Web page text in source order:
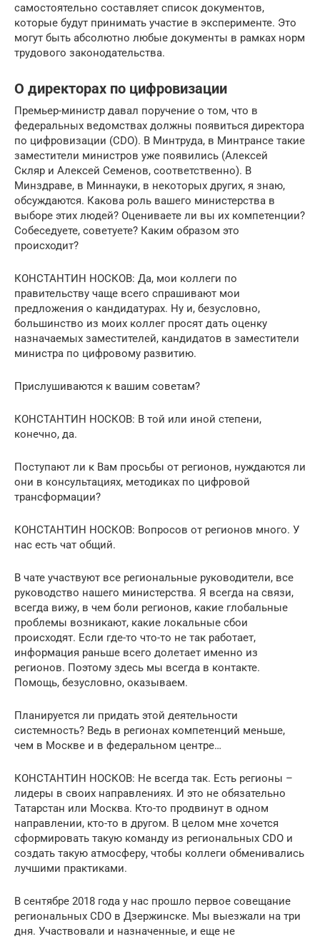
самостоятельно составляет список документов,
которые будут принимать участие в эксперименте. Это
могут быть абсолютно любые документы в рамках норм
трудового законодательства.
О директорах по цифровизации
Премьер-министр давал поручение о том, что в
федеральных ведомствах должны появиться директора
по цифровизации (CDO). В Минтруда, в Минтрансе такие
заместители министров уже появились (Алексей
Скляр и Алексей Семенов, соответственно). В
Минздраве, в Миннауки, в некоторых других, я знаю,
обсуждаются. Какова роль вашего министерства в
выборе этих людей? Оцениваете ли вы их компетенции?
Собеседуете, советуете? Каким образом это
происходит?
КОНСТАНТИН НОСКОВ: Да, мои коллеги по
правительству чаще всего спрашивают мои
предложения о кандидатурах. Ну и, безусловно,
большинство из моих коллег просят дать оценку
назначаемых заместителей, кандидатов в заместители
министра по цифровому развитию.
Прислушиваются к вашим советам?
КОНСТАНТИН НОСКОВ: В той или иной степени,
конечно, да.
Поступают ли к Вам просьбы от регионов, нуждаются ли
они в консультациях, методиках по цифровой
трансформации?
КОНСТАНТИН НОСКОВ: Вопросов от регионов много. У
нас есть чат общий.
В чате участвуют все региональные руководители, все
руководство нашего министерства. Я всегда на связи,
всегда вижу, в чем боли регионов, какие глобальные
проблемы возникают, какие локальные сбои
происходят. Если где-то что-то не так работает,
информация раньше всего долетает именно из
регионов. Поэтому здесь мы всегда в контакте.
Помощь, безусловно, оказываем.
Планируется ли придать этой деятельности
системность? Ведь в регионах компетенций меньше,
чем в Москве и в федеральном центре…
КОНСТАНТИН НОСКОВ: Не всегда так. Есть регионы –
лидеры в своих направлениях. И это не обязательно
Татарстан или Москва. Кто-то продвинут в одном
направлении, кто-то в другом. В целом мне хочется
сформировать такую команду из региональных CDO и
создать такую атмосферу, чтобы коллеги обменивались
лучшими практиками.
В сентябре 2018 года у нас прошло первое совещание
региональных CDO в Дзержинске. Мы выезжали на три
дня. Участвовали и назначенные, и еще не